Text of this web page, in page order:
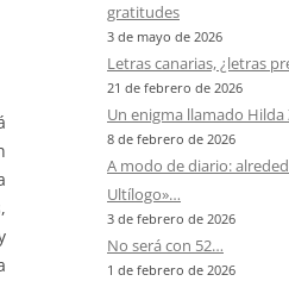
gratitudes
3 de mayo de 2026
Letras canarias, ¿letras
21 de febrero de 2026
Un enigma llamado Hilda
8 de febrero de 2026
A modo de diario:
Ultílogo»…
3 de febrero de 2026
No será con 52…
1 de febrero de 2026